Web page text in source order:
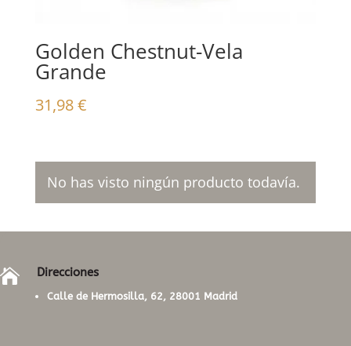
Golden Chestnut-Vela
Grande
31,98€
No has visto ningún producto todavía.
 Direcciones
Calle de Hermosilla, 62, 28001 Madrid